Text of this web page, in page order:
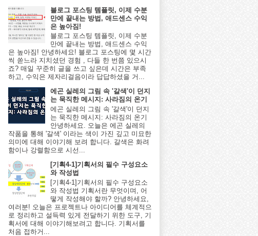
블로그 포스팅 템플릿, 이제 수분
만에 끝내는 방법, 애드센스 수익
은 높아짐!
블로그 포스팅 템플릿, 이제 수분
만에 끝내는 방법, 애드센스 수익
은 높아짐! 안녕하세요! 블로그 포스팅에 몇 시간
씩 쏟느라 지치셨던 경험 , 다들 한 번쯤 있으시
죠? 매일 꾸준히 글을 쓰고 싶은데 시간은 부족
하고, 수익은 제자리걸음이라 답답하셨을 거...
에곤 실레의 그림 속 '갈색'이 던지
는 묵직한 메시지: 사라짐의 온기
에곤 실레의 그림 속 '갈색'이 던지
는 묵직한 메시지: 사라짐의 온기
안녕하세요. 오늘은 에곤 실레의
작품을 통해 '갈색' 이라는 색이 가진 깊고 미묘한
의미에 대해 이야기해 보려 합니다. 갈색은 화려
함이나 강렬함으로 시선...
[기획4-1]기획서의 필수 구성요소
와 작성법
[기획4-1]기획서의 필수 구성요소
와 작성법 기획서란 무엇이며, 어
떻게 작성해야 할까? 안녕하세요,
여러분! 오늘은 프로젝트나 아이디어를 체계적으
로 정리하고 설득력 있게 전달하기 위한 도구, 기
획서에 대해 이야기해보려고 합니다. 기획서를
처음 접하거...